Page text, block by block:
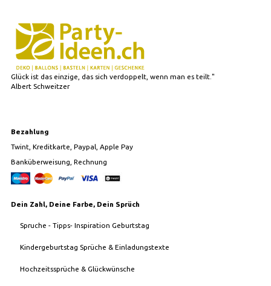
Glück ist das einzige, das sich verdoppelt, wenn man es teilt."
Albert Schweitzer
Bezahlung
Twint, Kreditkarte, Paypal, Apple Pay
Banküberweisung, Rechnung
Dein Zahl, Deine Farbe, Dein Sprüch
Spruche - Tipps- Inspiration Geburtstag
Kindergeburtstag Sprüche & Einladungstexte
Hochzeitssprüche & Glückwünsche